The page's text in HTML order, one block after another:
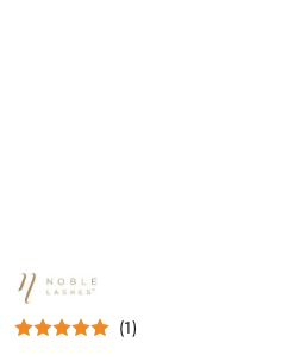
NAZWA
PRODUCENTA:
NOBLE
LASHES (1)